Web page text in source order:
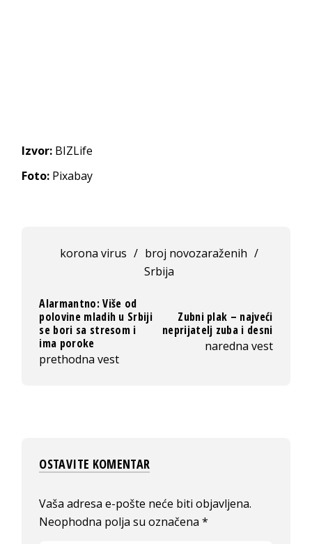
Izvor: BIZLife
Foto: Pixabay
korona virus / broj novozaraženih /
Srbija
Alarmantno: Više od
polovine mladih u Srbiji
se bori sa stresom i
ima poroke
prethodna vest
Zubni plak – najveći
neprijatelj zuba i desni
naredna vest
OSTAVITE KOMENTAR
Vaša adresa e-pošte neće biti objavljena.
Neophodna polja su označena*